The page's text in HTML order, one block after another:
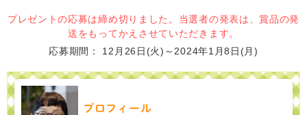
プレゼントの応募は締め切りました。当選者の発表は、賞品の発
送をもってかえさせていただきます。
応募期間
12月26日(火)～2024年1月8日(月)
プロフィール